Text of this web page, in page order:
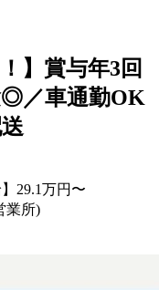
】賞与年3回
◎／車通勤OK
29.1万円〜
業所)